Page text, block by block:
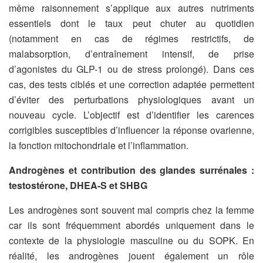
même raisonnement s’applique aux autres nutriments
essentiels dont le taux peut chuter au quotidien
(notamment en cas de régimes restrictifs, de
malabsorption, d’entraînement intensif, de prise
d’agonistes du GLP-1 ou de stress prolongé). Dans ces
cas, des tests ciblés et une correction adaptée permettent
d’éviter des perturbations physiologiques avant un
nouveau cycle. L’objectif est d’identifier les carences
corrigibles susceptibles d’influencer la réponse ovarienne,
la fonction mitochondriale et l’inflammation.
Androgènes et contribution des glandes surrénales :
testostérone, DHEA-S et SHBG
Les androgènes sont souvent mal compris chez la femme
car ils sont fréquemment abordés uniquement dans le
contexte de la physiologie masculine ou du SOPK. En
réalité, les androgènes jouent également un rôle